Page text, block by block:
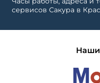
сервисов Сакура в
Наши